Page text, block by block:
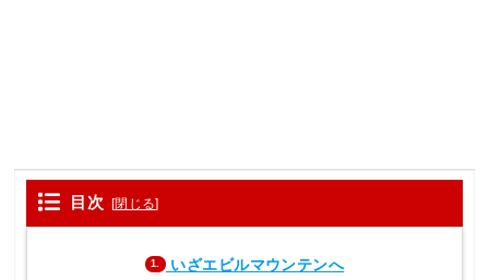
目次 [閉じる]
1. いざエビルマウンテンへ